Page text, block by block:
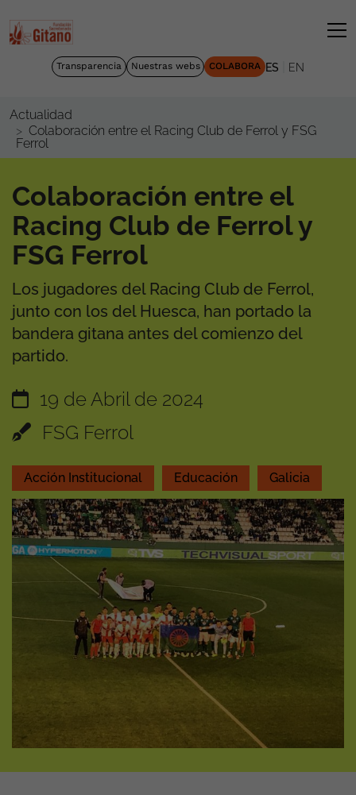
Transparencia Nuestras webs COLABORA ES EN
Actualidad
Colaboración entre el Racing Club de Ferrol y FSG
Ferrol
Colaboración entre el
Racing Club de Ferrol y
FSG Ferrol
Los jugadores del Racing Club de Ferrol,
junto con los del Huesca, han portado la
bandera gitana antes del comienzo del
partido.
19 de Abril de 2024
FSG Ferrol
Acción Institucional Educación Galicia